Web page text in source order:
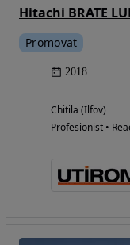
Promovat
2018
Chitila (Ilfov)
Profesionist •